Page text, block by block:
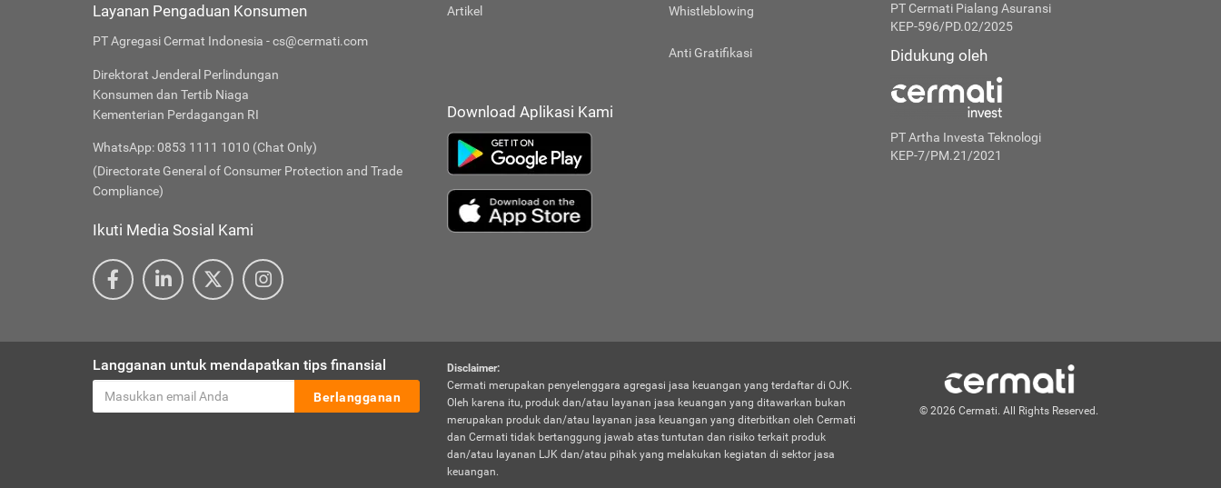
Layanan Pengaduan Konsumen
PT Agregasi Cermat Indonesia - cs@cermati.com
Direktorat Jenderal Perlindungan
Konsumen dan Tertib Niaga
Kementerian Perdagangan RI
WhatsApp: 0853 1111 1010 (Chat Only)
(Directorate General of Consumer Protection and Trade
Compliance)
Ikuti Media Sosial Kami
Artikel Whistleblowing
Anti Gratifikasi
Download Aplikasi Kami
PT Cermati Pialang Asuransi
KEP-596/PD.02/2025
Didukung oleh
PT Artha Investa Teknologi
KEP-7/PM.21/2021
Langganan untuk mendapatkan tips finansial
Berlangganan
Disclaimer:
Cermati merupakan penyelenggara agregasi jasa keuangan yang terdaftar di OJK.
Oleh karena itu, produk dan/atau layanan jasa keuangan yang ditawarkan bukan
merupakan produk dan/atau layanan jasa keuangan yang diterbitkan oleh Cermati
dan Cermati tidak bertanggung jawab atas tuntutan dan risiko terkait produk
dan/atau layanan LJK dan/atau pihak yang melakukan kegiatan di sektor jasa
keuangan.
© 2026 Cermati. All Rights Reserved.